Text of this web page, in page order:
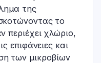
της
το
περιέχει χλώριο,
επιφάνειες και
των μικροβίων